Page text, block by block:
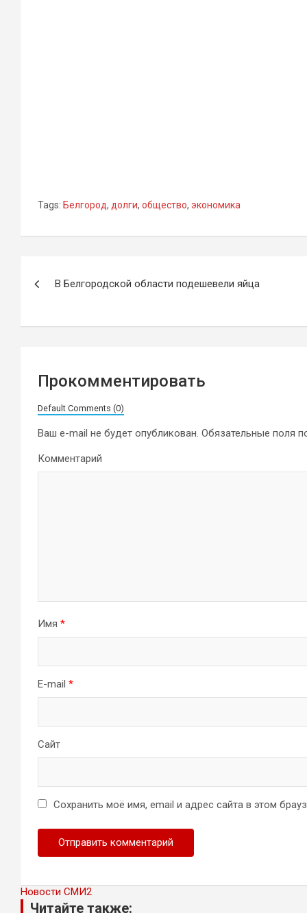
Tags: Белгород, долги, общество, экономика
записям
В Белгородской области подешевели яйца
Прокомментировать
Default Comments (0)
Ваш e-mail не будет опубликован. Обязательные поля
Комментарий
Имя *
E-mail *
Сайт
Сохранить моё имя, email и адрес сайта в этом
Новости СМИ2
Читайте также: